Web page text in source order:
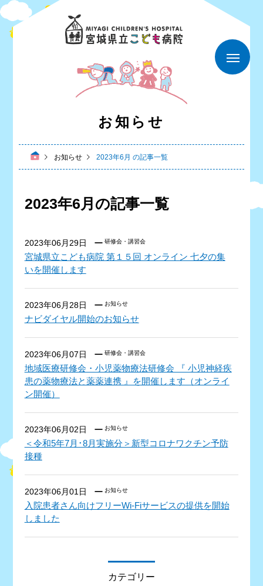
お知らせ
お知らせ 2023年6月 の記事一覧
2023年6月の記事一覧
2023年06月29日 研修会・講習会
宮城県立こども病院 第１５回 オンライン 七夕の集
いを開催します
2023年06月28日 お知らせ
ナビダイヤル開始のお知らせ
2023年06月07日 研修会・講習会
地域医療研修会・小児薬物療法研修会 『 小児神経疾
患の薬物療法と薬薬連携 』を開催します（オンライ
ン開催）
2023年06月02日 お知らせ
＜令和5年7月･8月実施分＞新型コロナワクチン予防
接種
2023年06月01日 お知らせ
入院患者さん向けフリーWi-Fiサービスの提供を開始
しました
カテゴリー